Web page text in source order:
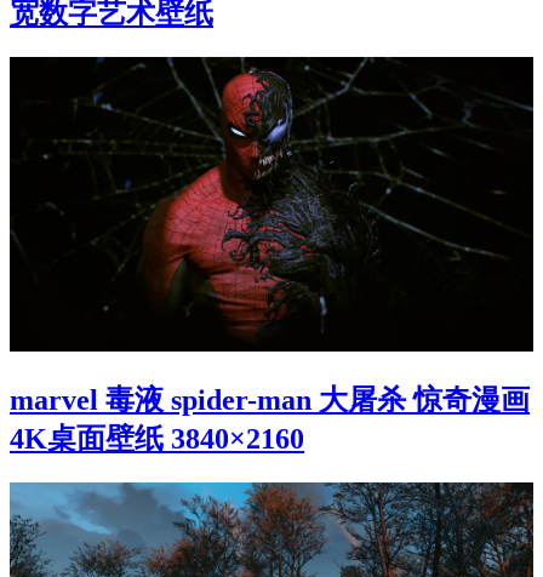
宽数字艺术壁纸
marvel 毒液 spider-man 大屠杀 惊奇漫画
4K桌面壁纸 3840×2160